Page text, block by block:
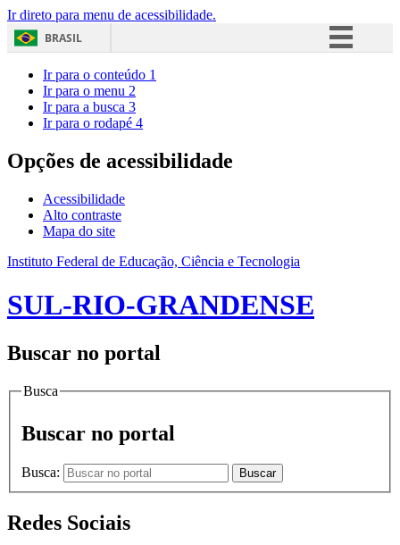
Ir direto para menu de acessibilidade.
BRASIL
Acesso à informação
Ir para o conteúdo 1
Ir para o menu 2
Ir para a busca 3
Ir para o rodapé 4
Opções de acessibilidade
Acessibilidade
Alto contraste
Mapa do site
Instituto Federal de Educação, Ciência e Tecnologia
SUL-RIO-GRANDENSE
Buscar no portal
Busca
Buscar no portal
Busca: Buscar
Redes Sociais